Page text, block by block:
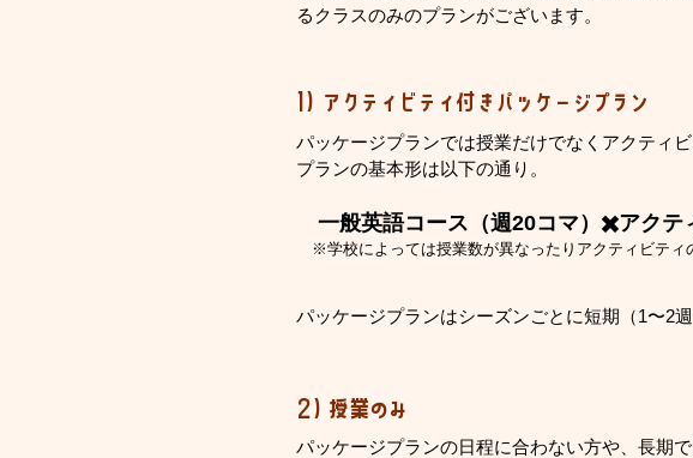
るクラスのみのプランがございます。
1) アクティビティ付きパッケージプラン
パッケージプランでは授業だけでなくアクティ
​プランの基本形は以下の通り。
一般英語コース（週20コマ）✖️アクテ
※学校によっては授業数が異なったりアクティビティ
パッケージプランはシーズンごとに短期（1〜2
2) 授業のみ
パッケージプランの日程に合わない方や、長期